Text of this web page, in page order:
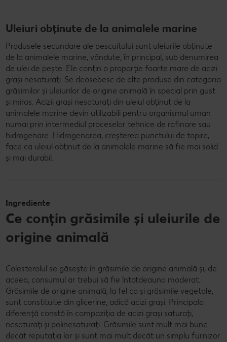
Uleiuri obținute de la animalele marine
Produsele secundare ale pescuitului sunt uleiurile obținute
de la animalele marine, vândute, în principal, sub denumirea
de ulei de pește. Ele conțin o proporție foarte mare de acizi
grași nesaturați. Se deosebesc de alte produse din categoria
grăsimilor și uleiurilor de origine animală în special prin gust
și miros. Acizii grași nesaturați din uleiul obținut de la
animalele marine devin utilizabili pentru organismul uman
numai prin intermediul proceselor tehnice de rafinare sau
hidrogenare. Hidrogenarea, creșterea punctului de topire,
face ca uleiul obținut de la animalele marine să fie mai solid
și mai durabil.
Ingrediente
Ce conțin grăsimile și uleiurile de
origine animală
Colesterolul se găsește în grăsimile de origine animală și, de
aceea, consumul ar trebui să fie întotdeauna moderat.
Grăsimile de origine animală, la fel ca și grăsimile vegetale,
sunt constituite din glicerine, adică acizi grași. Principala
diferență constă în compoziția de acizi grași saturați,
nesaturați și polinesaturați. Grăsimile sunt mult mai bune
decât reputația lor și sunt mai mult decât un simplu furnizor